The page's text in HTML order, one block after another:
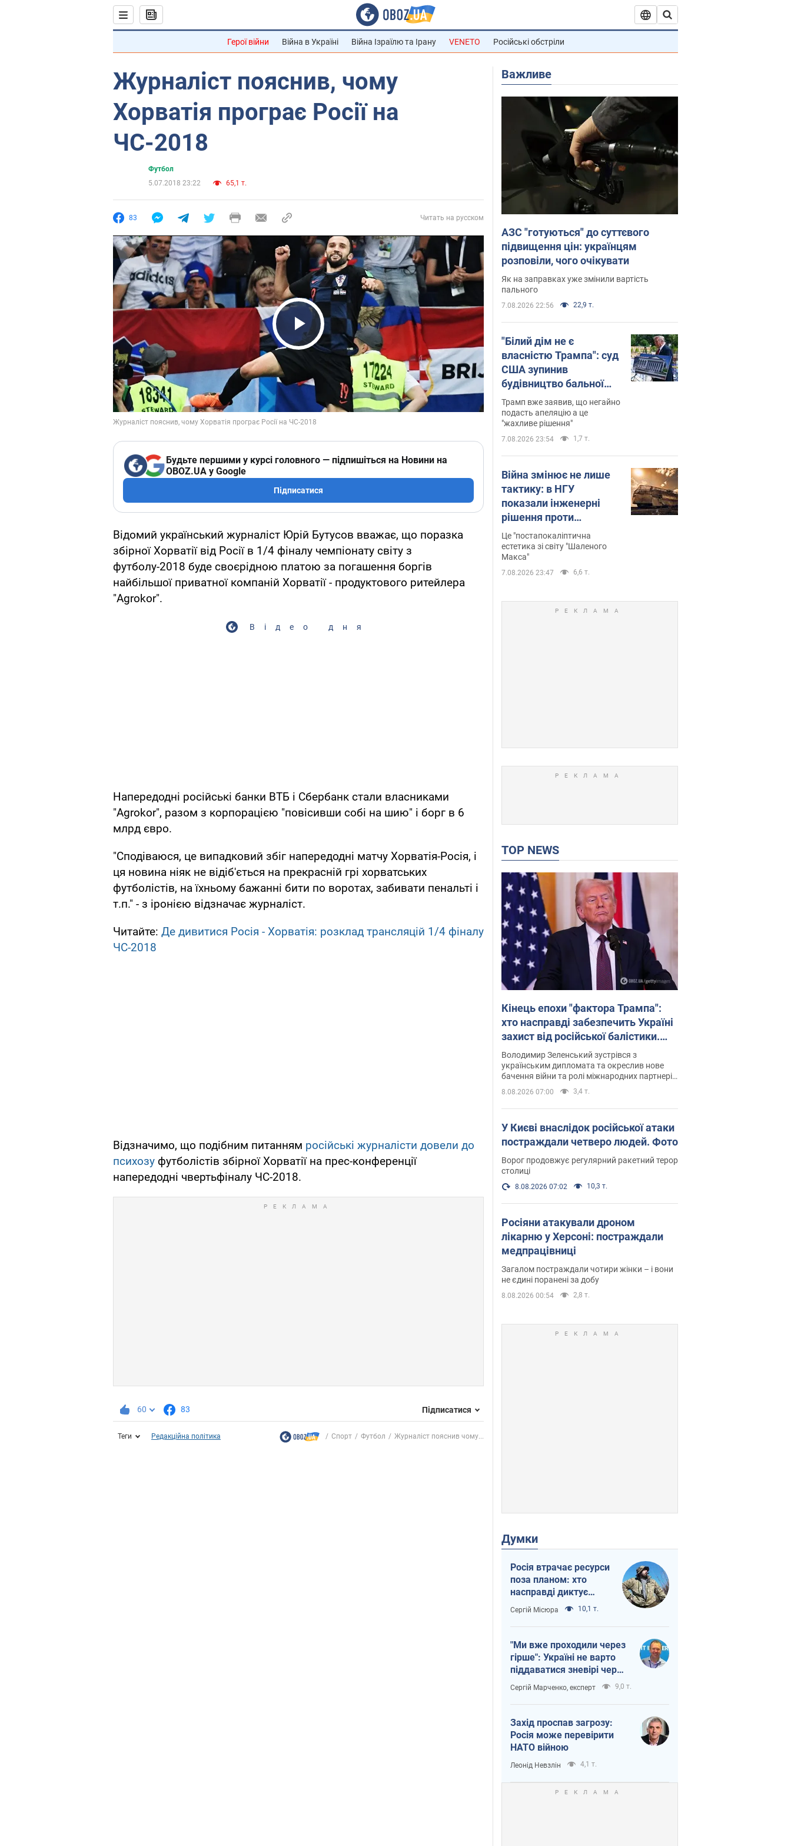
Герої війни Війна в Україні Війна Ізраїлю та Ірану VENETO Російські обстріли
Журналіст пояснив, чому
Хорватія програє Росії на
ЧС-2018
Футбол
5.07.2018 23:22
65,1 т.
83 Читать на русском
Play Video
Будьте першими у курсі головного — підпишіться на Новини на
OBOZ.UA у Google
Підписатися
Відомий український журналіст Юрій Бутусов вважає, що поразка
збірної Хорватії від Росії в 1/4 фіналу чемпіонату світу з
футболу-2018 буде своєрідною платою за погашення боргів
найбільшої приватної компаній Хорватії - продуктового ритейлера
"Agrokor".
Відео дня
Напередодні російські банки ВТБ і Сбербанк стали власниками
"Agrokor", разом з корпорацією "повісивши собі на шию" і борг в 6
млрд євро.
"Сподіваюся, це випадковий збіг напередодні матчу Хорватія-Росія, і
ця новина ніяк не відіб'ється на прекрасній грі хорватських
футболістів, на їхньому бажанні бити по воротах, забивати пенальті і
т.п." - з іронією відзначає журналіст.
Читайте: Де дивитися Росія - Хорватія: розклад трансляцій 1/4 фіналу
ЧС-2018
Відзначимо, що подібним питанням російські журналісти довели до
психозу футболістів збірної Хорватії на прес-конференції
напередодні чвертьфіналу ЧС-2018.
60 83 Підписатися
Теги Редакційна політика Спорт Футбол Журналіст пояснив чому...
Важливе
АЗС "готуються" до суттєвого
підвищення цін: українцям
розповіли, чого очікувати
Як на заправках уже змінили вартість
пального
7.08.2026 22:56 22,9 т.
"Білий дім не є
власністю Трампа": суд
США зупинив
будівництво бальної
зали за $400 млн
Трамп вже заявив, що негайно
подасть апеляцію а це
"жахливе рішення"
7.08.2026 23:54 1,7 т.
Війна змінює не лише
тактику: в НГУ
показали інженерні
рішення проти
російських FPV-дронів.
Фото
Це "постапокаліптична
естетика зі світу "Шаленого
Макса"
7.08.2026 23:47 6,6 т.
TOP NEWS
Кінець епохи "фактора Трампа":
хто насправді забезпечить Україні
захист від російської балістики.
Інтерв’ю з Безсмертним
Володимир Зеленський зустрівся з
українським дипломата та окреслив нове
бачення війни та ролі міжнародних партнерів
у боротьбі з Росією
8.08.2026 07:00 3,4 т.
У Києві внаслідок російської атаки
постраждали четверо людей. Фото
Ворог продовжує регулярний ракетний терор
столиці
8.08.2026 07:02 10,3 т.
Росіяни атакували дроном
лікарню у Херсоні: постраждали
медпрацівниці
Загалом постраждали чотири жінки – і вони
не єдині поранені за добу
8.08.2026 00:54 2,8 т.
Думки
Росія втрачає ресурси
поза планом: хто
насправді диктує
темп війни
Сергій Місюра 10,1 т.
"Ми вже проходили через
гірше": Україні не варто
піддаватися зневірі через
ракетний терор
Сергій Марченко, експерт 9,0 т.
Захід проспав загрозу:
Росія може перевірити
НАТО війною
Леонід Невзлін 4,1 т.